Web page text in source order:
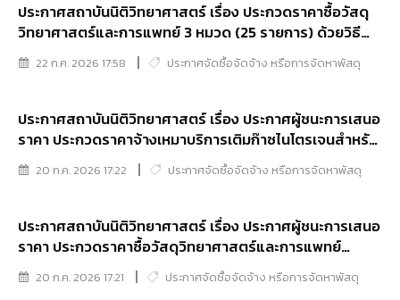
ประกาศสถาบันนิติวิทยาศาสตร์ เรื่อง ประกวดราคาซื้อวัสดุ
วิทยาศาสตร์และการแพทย์ 3 หมวด (25 รายการ) ด้วยวิธี
ประกวดราคาอิเล็กทรอนิกส์ (e-bidding)
22 ก.ค. 2026 17:58 ประกาศจัดซื้อจัดจ้าง หรือการจัดหาพัสดุ
ประกาศสถาบันนิติวิทยาศาสตร์ เรื่อง ประกาศผู้ชนะการเสนอ
ราคา ประกวดราคาจ้างเหมาบริการเติมก๊าซไนโตรเจนสำหรับ
ระบบดับเพลิงไนโตรเจน ด้วยวิธีประกวดราคาอิเล็กทรอนิกส์
(e-bidding)
20 ก.ค. 2026 17:22 ประกาศจัดซื้อจัดจ้าง หรือการจัดหาพัสดุ
ประกาศสถาบันนิติวิทยาศาสตร์ เรื่อง ประกาศผู้ชนะการเสนอ
ราคา ประกวดราคาซื้อวัสดุวิทยาศาสตร์และการแพทย์
จำนวน ๑๒ รายการ ( ๒ หมวด) ด้วยวิธีประกวดราคา
อิเล็กทรอนิกส์ (e-bidding)
20 ก.ค. 2026 17:21 ประกาศจัดซื้อจัดจ้าง หรือการจัดหาพัสดุ